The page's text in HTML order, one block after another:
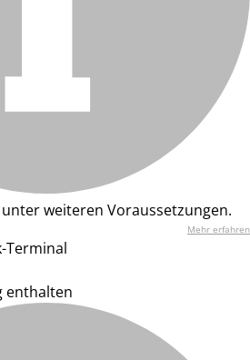
weiteren Voraussetzungen.
Mehr erfahren
Terminal
enthalten